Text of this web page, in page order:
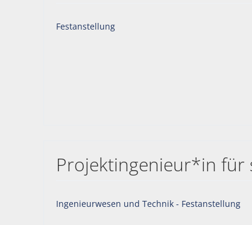
Festanstellung
Projektingenieur*in für
Ingenieurwesen und Technik - Festanstellung